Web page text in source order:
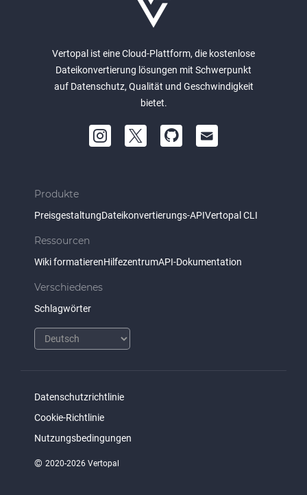
Vertopal ist eine Cloud-Plattform, die kostenlose
Dateikonvertierung lösungen mit Schwerpunkt
auf Datenschutz, Qualität und Geschwindigkeit
bietet.
Produkte
PreisgestaltungDateikonvertierungs-APIVertopal CLI
Ressourcen
Wiki formatierenHilfezentrumAPI-Dokumentation
Verschiedenes
Schlagwörter
Datenschutzrichtlinie
Cookie-Richtlinie
Nutzungsbedingungen
© 2020-2026 Vertopal